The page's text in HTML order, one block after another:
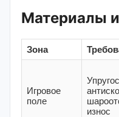
Материалы
Зона
Игровое
поле
износ